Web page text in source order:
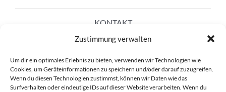
Zustimmung verwalten
Um dir ein optimales Erlebnis zu bieten, verwenden wir Technologien wie
Cookies, um Geräteinformationen zu speichern und/oder darauf zuzugreifen.
Wenn du diesen Technologien zustimmst, können wir Daten wie das
Surfverhalten oder eindeutige IDs auf dieser Website verarbeiten. Wenn du
KONTAKT